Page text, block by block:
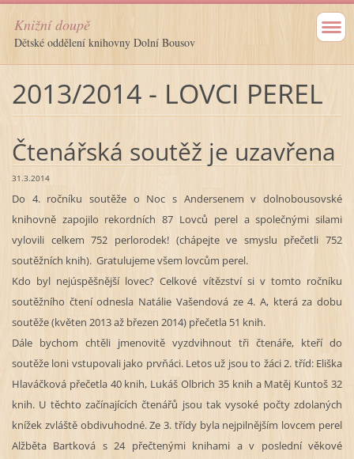
Knižní doupě
Dětské oddělení knihovny Dolní Bousov
2013/2014 - LOVCI PEREL
Čtenářská soutěž je uzavřena
31.3.2014
Do 4. ročníku soutěže o Noc s Andersenem v dolnobousovské
knihovně zapojilo rekordních 87 Lovců perel a společnými silami
vylovili celkem 752 perlorodek! (chápejte ve smyslu přečetli 752
soutěžních knih). Gratulujeme všem lovcům perel.
Kdo byl nejúspěšnější lovec? Celkové vítězství si v tomto ročníku
soutěžního čtení odnesla Natálie Vašendová ze 4. A, která za dobu
soutěže (květen 2013 až březen 2014) přečetla 51 knih.
Dále bychom chtěli jmenovitě vyzdvihnout tři čtenáře, kteří do
soutěže loni vstupovali jako prvňáci. Letos už jsou to žáci 2. tříd: Eliška
Hlaváčková přečetla 40 knih, Lukáš Olbrich 35 knih a Matěj Kuntoš 32
knih. U těchto začínajících čtenářů jsou tak vysoké počty zdolaných
knížek zvláště obdivuhodné. Ze 3. třídy byla nejpilnějším lovcem perel
Alžběta Bartková s 24 přečtenými knihami a v poslední věkové